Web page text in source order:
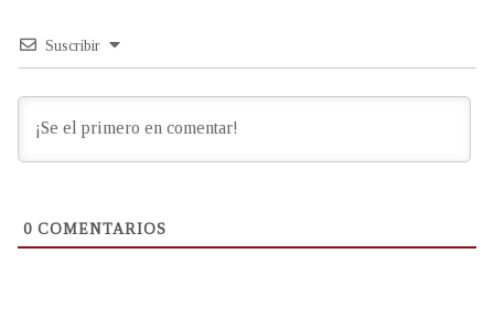
Suscribir
0 COMENTARIOS